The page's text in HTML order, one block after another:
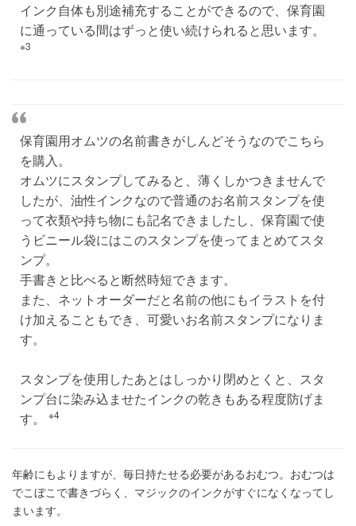
インク自体も別途補充することができるので、保育園
に通っている間はずっと使い続けられると思います。
※3
保育園用オムツの名前書きがしんどそうなのでこちら
を購入。
オムツにスタンプしてみると、薄くしかつきませんで
したが、油性インクなので普通のお名前スタンプを使
って衣類や持ち物にも記名できましたし、保育園で使
うビニール袋にはこのスタンプを使ってまとめてスタ
ンプ。
手書きと比べると断然時短できます。
また、ネットオーダーだと名前の他にもイラストを付
け加えることもでき、可愛いお名前スタンプになりま
す。
スタンプを使用したあとはしっかり閉めとくと、スタ
ンプ台に染み込ませたインクの乾きもある程度防げま
す。
※4
年齢にもよりますが、毎日持たせる必要があるおむつ。おむつは
でこぼこで書きづらく、マジックのインクがすぐになくなってし
まいます。